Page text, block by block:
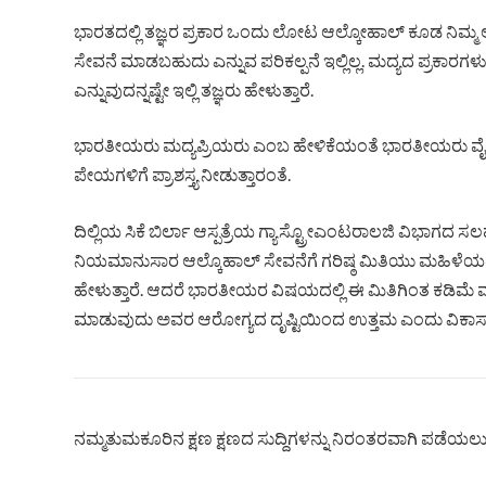
ಭಾರತದಲ್ಲಿ ತಜ್ಞರ ಪ್ರಕಾರ ಒಂದು ಲೋಟ ಆಲ್ಕೋಹಾಲ್ ಕೂಡ ನಿಮ್ಮ
ಸೇವನೆ ಮಾಡಬಹುದು ಎನ್ನುವ ಪರಿಕಲ್ಪನೆ ಇಲ್ಲಿಲ್ಲ. ಮದ್ಯದ
ಎನ್ನುವುದನ್ನಷ್ಟೇ ಇಲ್ಲಿ ತಜ್ಞರು ಹೇಳುತ್ತಾರೆ.
ಭಾರತೀಯರು ಮದ್ಯಪ್ರಿಯರು ಎಂಬ ಹೇಳಿಕೆಯಂತೆ ಭಾರತೀಯರು
ಪೇಯಗಳಿಗೆ ಪ್ರಾಶಸ್ತ್ಯ ನೀಡುತ್ತಾರಂತೆ.
ದಿಲ್ಲಿಯ ಸಿಕೆ ಬಿರ್ಲಾ ಆಸ್ಪತ್ರೆಯ ಗ್ಯಾಸ್ಟ್ರೋಎಂಟರಾಲಜಿ ವಿಭಾಗದ
ನಿಯಮಾನುಸಾರ ಆಲ್ಕೊಹಾಲ್ ಸೇವನೆಗೆ ಗರಿಷ್ಠ ಮಿತಿಯು ಮಹಿಳೆಯರಿಗೆ
ಹೇಳುತ್ತಾರೆ. ಆದರೆ ಭಾರತೀಯರ ವಿಷಯದಲ್ಲಿ ಈ ಮಿತಿಗಿಂತ ಕಡಿಮೆ
ಮಾಡುವುದು ಅವರ ಆರೋಗ್ಯದ ದೃಷ್ಟಿಯಿಂದ ಉತ್ತಮ ಎಂದು ವಿಕಾಸ್
ನಮ್ಮತುಮಕೂರಿನ ಕ್ಷಣ ಕ್ಷಣದ ಸುದ್ದಿಗಳನ್ನು ನಿರಂತರವಾಗಿ